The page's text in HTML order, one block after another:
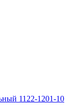
1122-1201-10